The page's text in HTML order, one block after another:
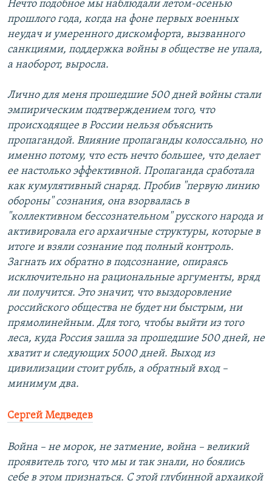
Нечто подобное мы наблюдали летом-осенью
прошлого года, когда на фоне первых военных
неудач и умеренного дискомфорта, вызванного
санкциями, поддержка войны в обществе не упала,
а наоборот, выросла.
Лично для меня прошедшие 500 дней войны стали
эмпирическим подтверждением того, что
происходящее в России нельзя объяснить
пропагандой. Влияние пропаганды колоссально, но
именно потому, что есть нечто большее, что делает
ее настолько эффективной. Пропаганда сработала
как кумулятивный снаряд. Пробив "первую линию
обороны" сознания, она взорвалась в
"коллективном бессознательном" русского народа и
активировала его архаичные структуры, которые в
итоге и взяли сознание под полный контроль.
Загнать их обратно в подсознание, опираясь
исключительно на рациональные аргументы, вряд
ли получится. Это значит, что выздоровление
российского общества не будет ни быстрым, ни
прямолинейным. Для того, чтобы выйти из того
леса, куда Россия зашла за прошедшие 500 дней, не
хватит и следующих 5000 дней. Выход из
цивилизации стоит рубль, а обратный вход –
минимум два.
Сергей Медведев
Война – не морок, не затмение, война – великий
проявитель того, что мы и так знали, но боялись
себе в этом признаться. С этой глубинной архаикой